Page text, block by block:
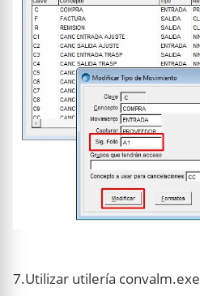
7.Utilizar utilería convalm.exe